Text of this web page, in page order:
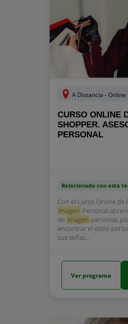
A Distancia - Online
CURSO ONLINE
SHOPPER.
PERSONAL
Relacionado con esta
Con el Curso Online de
Imagen Personal
de imagen personal,
encontrar el estilo
sus señas...
Ver programa